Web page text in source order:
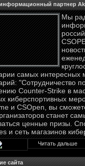
информационный партнер
Мы
самых интересных
"Сотрудничество
Counter-Strike в
киберспортивных
и CSOpen, вы
станет
ценные призы.
и сеть магазинов
Читать дальше
сайта